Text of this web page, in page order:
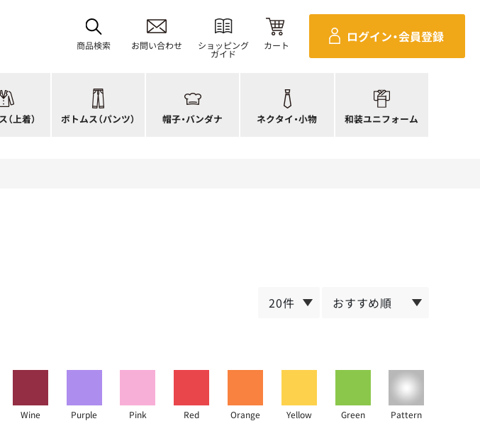
商品検索 お問い合わせ ショッピング
ガイド
カート
ログイン・会員登録
（上着）
ー
ー
ボトムス（パンツ）
和風パンツ・スカート
キュロット
厨房シューズ
フロアシューズ
帽子・バンダナ
バンダナ
和帽子
衛生帽子
ヘアネット
ネクタイ・小物
四角巾
ポーチ・バッグ
リボン・スカーフ
クロスタイ
和装ユニフォーム
セパレボトムス(パンツ、スカート)
帯
きもの
Wine Purple Pink Red Orange Yellow Green Pattern